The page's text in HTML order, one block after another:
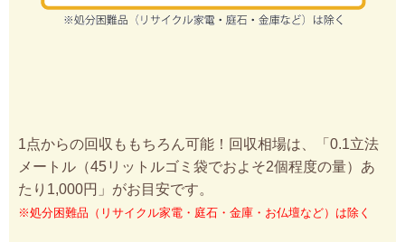
1点からの回収ももちろん可能！回収相場は、「0.1立法
メートル（45リットルゴミ袋でおよそ2個程度の量）あ
たり1,000円」がお目安です。
※処分困難品（リサイクル家電・庭石・金庫・お仏壇など）は除く